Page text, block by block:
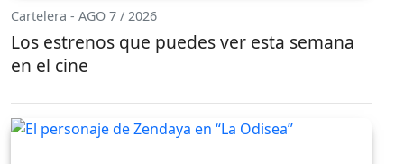
Cartelera - AGO 7 / 2026
Los estrenos que puedes ver esta semana
en el cine